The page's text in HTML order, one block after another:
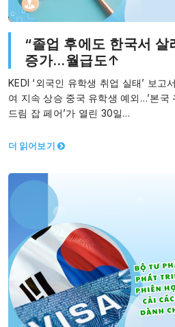
“졸업 후에도 한국서 살
증가…월급도↑
KEDI ‘외국인 유학생 취업 실태’ 보고
여 지속 상승 중국 유학생 예외…’본국
드림 잡 페어’가 열린 30일…
더 읽어보기